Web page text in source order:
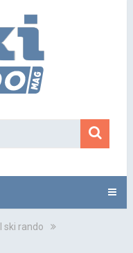
ski rando